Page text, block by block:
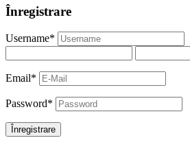
Înregistrare
Username*
Email*
Password*